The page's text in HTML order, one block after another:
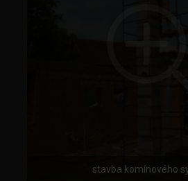
stavba komínového